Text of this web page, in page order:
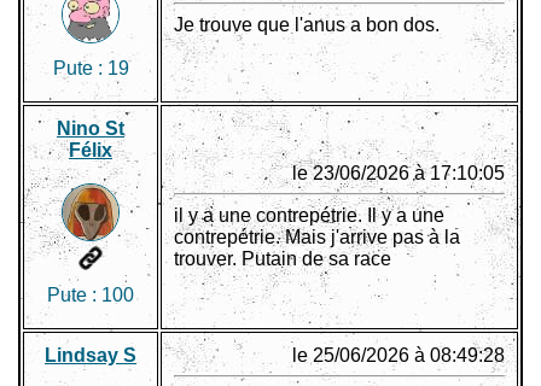
Pute : 19
Je trouve que l'anus a bon dos.
Nino St
Félix
Pute : 100
le 23/06/2026 à 17:10:05
il y a une contrepétrie. Il y a une
contrepétrie. Mais j'arrive pas à la
trouver. Putain de sa race
Lindsay S le 25/06/2026 à 08:49:28